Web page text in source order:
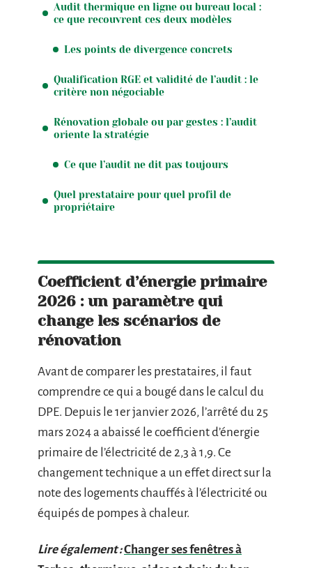
Audit thermique en ligne ou bureau local :
ce que recouvrent ces deux modèles
Les points de divergence concrets
Qualification RGE et validité de l’audit : le
critère non négociable
Rénovation globale ou par gestes : l’audit
oriente la stratégie
Ce que l’audit ne dit pas toujours
Quel prestataire pour quel profil de
propriétaire
Coefficient d’énergie primaire
2026 : un paramètre qui
change les scénarios de
rénovation
Avant de comparer les prestataires, il faut
comprendre ce qui a bougé dans le calcul du
DPE. Depuis le 1er janvier 2026, l’arrêté du 25
mars 2024 a abaissé le coefficient d’énergie
primaire de l’électricité de 2,3 à 1,9. Ce
changement technique a un effet direct sur la
note des logements chauffés à l’électricité ou
équipés de pompes à chaleur.
Lire également :Changer ses fenêtres à